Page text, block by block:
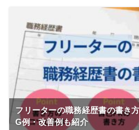
フリーターの職務経歴書の書き
G例・改善例も紹介